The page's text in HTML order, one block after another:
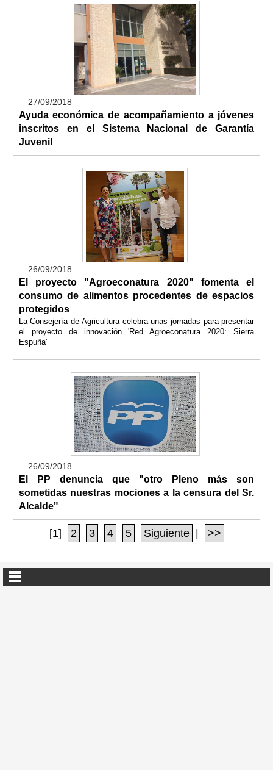
27/09/2018
Ayuda económica de acompañamiento a jóvenes
inscritos en el Sistema Nacional de Garantía
Juvenil
26/09/2018
El proyecto "Agroeconatura 2020" fomenta el
consumo de alimentos procedentes de espacios
protegidos
La Consejería de Agricultura celebra unas jornadas para presentar
el proyecto de innovación 'Red Agroeconatura 2020: Sierra
Espuña'
26/09/2018
El PP denuncia que "otro Pleno más son
sometidas nuestras mociones a la censura del Sr.
Alcalde"
[1] 2 3 4 5 Siguiente | >>